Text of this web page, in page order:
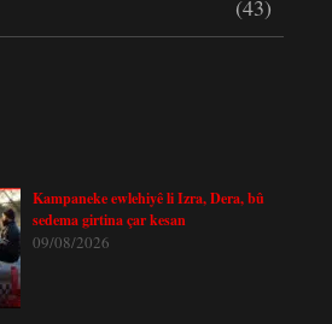
(43)
Kampaneke ewlehiyê li Izra, Dera, bû
sedema girtina çar kesan
09/08/2026